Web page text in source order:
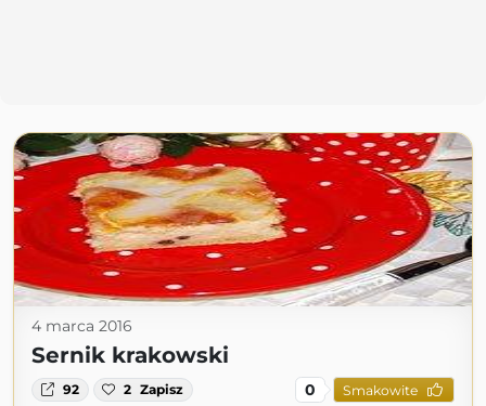
4 marca 2016
Sernik krakowski
92 2 Zapisz 0 Smakowite